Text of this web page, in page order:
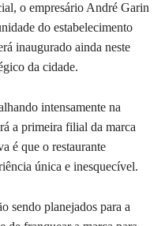
o empresário André Garin
do estabelecimento
inaugurado ainda neste
da cidade.
intensamente na
a primeira filial da marca
é que o restaurante
única e inesquecível.
sendo planejados para a